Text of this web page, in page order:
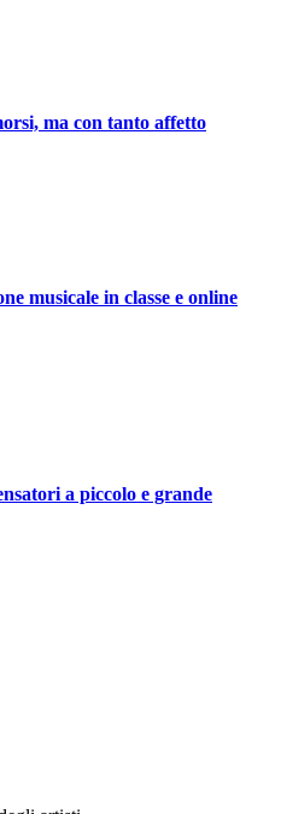
ma con tanto affetto
musicale in classe e online
a piccolo e grande